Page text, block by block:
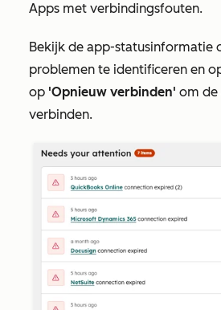
Apps met verbindingsfouten.
Bekijk de app-statusinformatie
problemen te identificeren en
op 'Opnieuw verbinden' om de
verbinden.